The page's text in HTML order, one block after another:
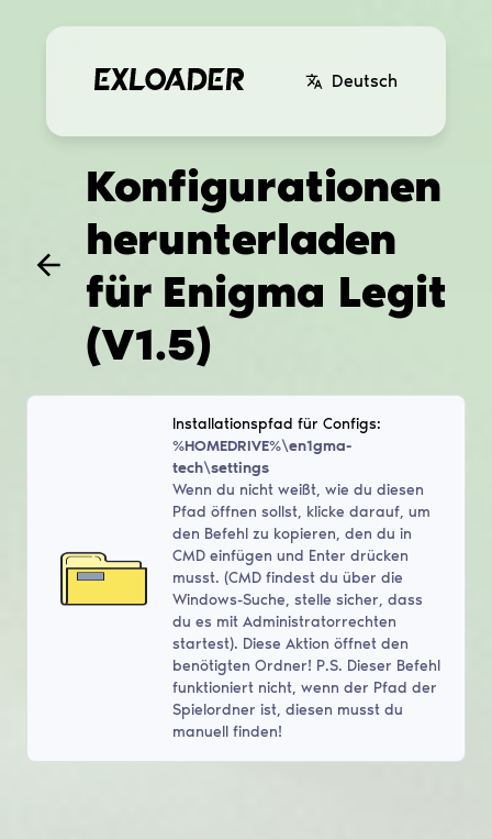
Deutsch
Konfigurationen
herunterladen
für Enigma Legit
(V1.5)
Installationspfad für Configs:
%HOMEDRIVE%\en1gma-
tech\settings
Wenn du nicht weißt, wie du diesen
Pfad öffnen sollst, klicke darauf, um
den Befehl zu kopieren, den du in
CMD einfügen und Enter drücken
musst. (CMD findest du über die
Windows-Suche, stelle sicher, dass
du es mit Administratorrechten
startest). Diese Aktion öffnet den
benötigten Ordner! P.S. Dieser Befehl
funktioniert nicht, wenn der Pfad der
Spielordner ist, diesen musst du
manuell finden!